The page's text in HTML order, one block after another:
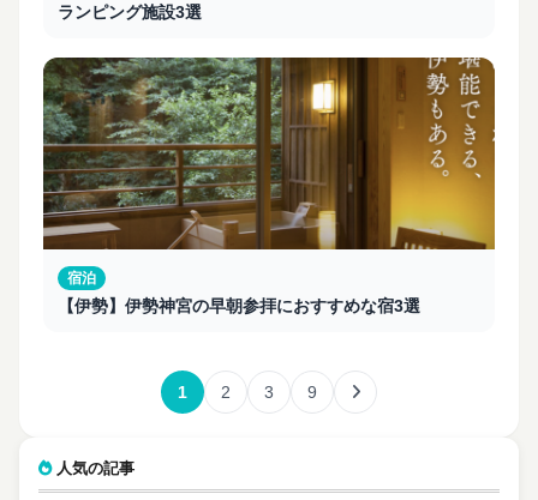
ランピング施設3選
宿泊
【伊勢】伊勢神宮の早朝参拝におすすめな宿3選
1 2 3 9
人気の記事